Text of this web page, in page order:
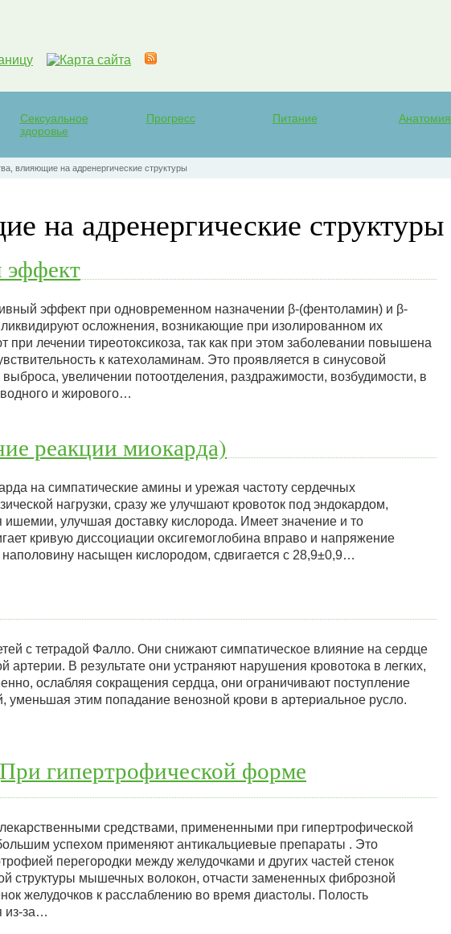
Сексуальное
здоровье
Прогресс Питание Анатомия
влияющие на адренергические структуры
на адренергические структуры
эффект
эффект при одновременном назначении β-(фентоламин) и β-
осложнения, возникающие при изолированном их
лечении тиреотоксикоза, так как при этом заболевании повышена
к катехоламинам. Это проявляется в синусовой
увеличении потоотделения, раздражимости, возбудимости, в
и жирового…
реакции миокарда)
на симпатические амины и урежая частоту сердечных
нагрузки, сразу же улучшают кровоток под эндокардом,
улучшая доставку кислорода. Имеет значение и то
кривую диссоциации оксигемоглобина вправо и напряжение
насыщен кислородом, сдвигается с 28,9±0,9…
с тетрадой Фалло. Они снижают симпатическое влияние на сердце
артерии. В результате они устраняют нарушения кровотока в легких,
ослабляя сокращения сердца, они ограничивают поступление
уменьшая этим попадание венозной крови в артериальное русло.
гипертрофической форме
средствами, примененными при гипертрофической
успехом применяют антикальциевые препараты . Это
перегородки между желудочками и других частей стенок
структуры мышечных волокон, отчасти замененных фиброзной
желудочков к расслаблению во время диастолы. Полость
из-за…